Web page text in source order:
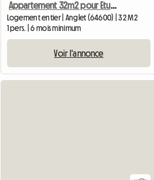
Appartement 32m2 pour Etudiante
Logement entier | Anglet (64600) | 32 M2
1 pers. | 6 mois minimum
Voir l'annonce